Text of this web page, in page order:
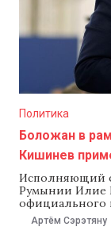
Политика
Боложан в
Кишинев
Исполняющий
Румынии Илие
официального
съезде партии
этом
Артём Сэрэтяну